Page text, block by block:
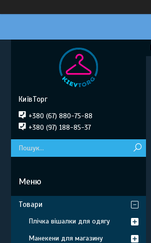
КиївТорг
+380 (67) 880-75-88
+380 (97) 188-85-37
Товари
Плічка вішалки для одягу
Манекени для магазину